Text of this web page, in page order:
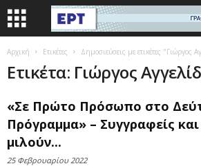
Αρχική Ετικέτες Δημοσιεύσεις με ετικέτες "Γιώργος
Ετικέτα: Γιώργος
«Σε Πρώτο Πρόσωπο στο
Πρόγραμμα» – Συγγραφείς
μιλούν...
25 Φεβρουαρίου 2022